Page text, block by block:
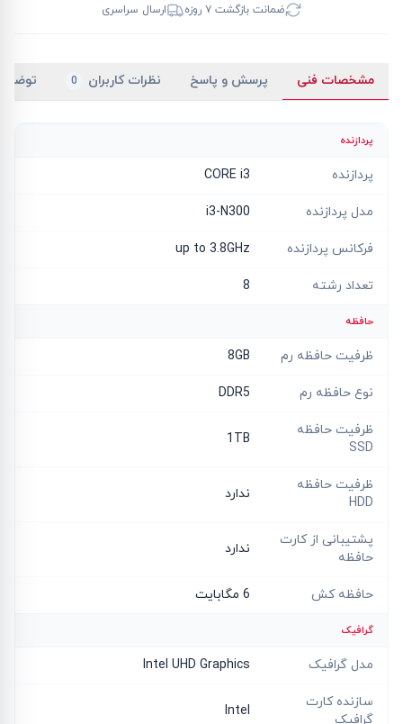
ضمانت بازگشت ۷ روزه
ارسال سراسری
مشخصات فنی پرسش و پاسخ نظرات کاربران 0
پردازنده
پردازنده CORE i3
مدل پردازنده i3-N300
فرکانس پردازنده up to 3.8GHz
تعداد رشته 8
حافظه
ظرفیت حافظه رم 8GB
نوع حافظه رم DDR5
ظرفیت حافظه
SSD
1TB
ظرفیت حافظه
HDD
ندارد
پشتیبانی از کارت
حافظه
ندارد
حافظه کش 6 مگابایت
گرافیک
مدل گرافیک Intel UHD Graphics
سازنده کارت
گرافیک
Intel